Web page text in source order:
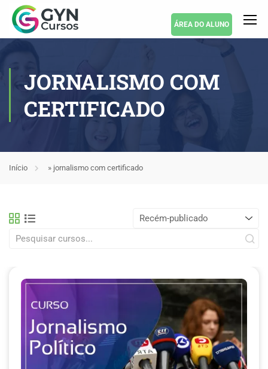
ÁREA DO ALUNO
JORNALISMO COM
CERTIFICADO
Início » jornalismo com certificado